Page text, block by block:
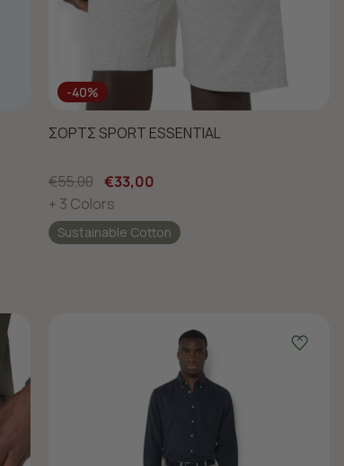
-40%
ΣΟΡΤΣ SPORT ESSENTIAL
€55,00 €33,00
+ 3 Colors
Sustainable Cotton